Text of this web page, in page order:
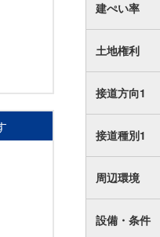
建ぺい率
土地権利
接道方向1
接道種別1
周辺環境
設備・条件